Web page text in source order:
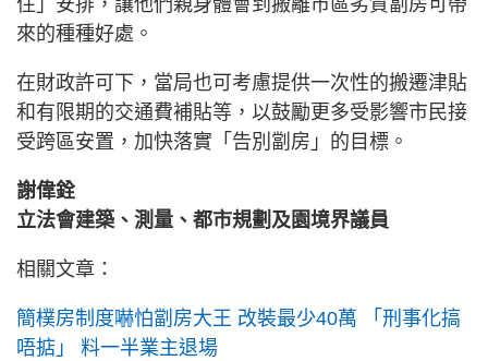
住」安排，讓他們親身體會到搬離市區劣質劏房可帶
來的種種好處。
在財政許可下，當局也可考慮提供一次性的搬遷津貼
和有限期的交通費補貼等，以鼓勵更多受影響市民接
受跨區安置，加快落實「告別劏房」的目標。
謝偉銓
立法會建築、測量、都市規劃及園境界議員
相關文章：
簡樸房制度嚇怕劏房大王 改裝最少40萬 「刑事化搞
唔掂」 料一半業主退場